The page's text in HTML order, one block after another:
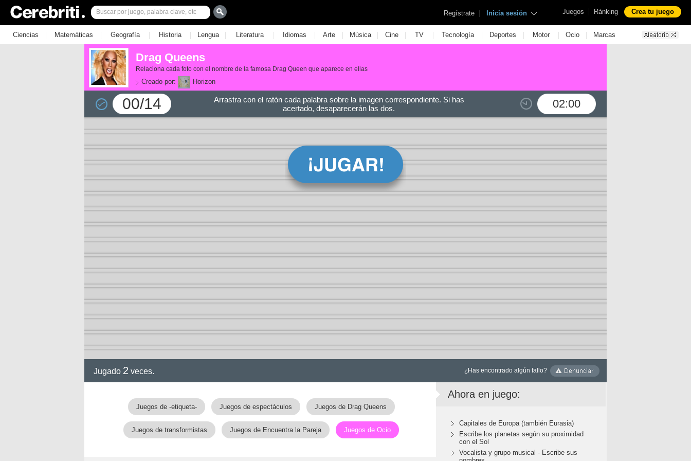
Juegos | Ránking Crea tu juego
Regístrate | Inicia sesión
Ciencias | Matemáticas | Geografía | Historia | Lengua | Literatura | Idiomas | Arte | Música | Cine | TV | Tecnología | Deportes | Motor | Ocio | Marcas
Drag Queens
Relaciona cada foto con el nombre de la famosa Drag Queen que aparece en ellas
Creado por: Horizon
00/14 02:00
Arrastra con el ratón cada palabra sobre la imagen correspondiente. Si has
acertado, desaparecerán las dos.
Jugado 2 veces. ¿Has encontrado algún fallo?
Juegos de -etiqueta- Juegos de espectáculos Juegos de Drag Queens
Juegos de transformistas Juegos de Encuentra la Pareja Juegos de Ocio
Ahora en juego:
Capitales de Europa (también Eurasia)
Escribe los planetas según su proximidad
con el Sol
Vocalista y grupo musical - Escribe sus